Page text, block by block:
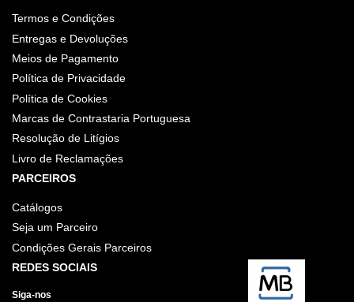
Termos e Condições
Entregas e Devoluções
Meios de Pagamento
Política de Privacidade
Política de Cookies
Marcas de Contrastaria Portuguesa
Resolução de Litígios
Livro de Reclamações
PARCEIROS
Catálogos
Seja um Parceiro
Condições Gerais Parceiros
REDES SOCIAIS
Siga-nos